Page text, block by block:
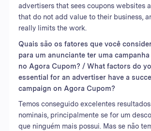
advertisers that sees coupons websites
that do not add value to their business,
really limits the work.
Quais são os fatores que você
para um anunciante ter uma
no Agora Cupom? / What factors do
essential for an advertiser have a
campaign on Agora Cupom?
Temos conseguido excelentes
nominais, principalmente se for um
que ninguém mais possui. Mas se não